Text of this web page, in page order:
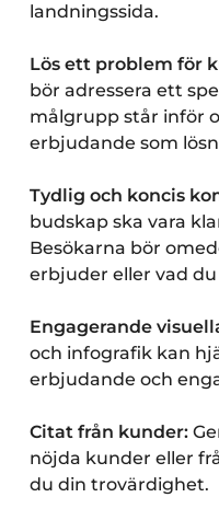
landningssida.
Lös ett problem för
bör adressera ett
målgrupp står inför
erbjudande som
Tydlig och koncis
budskap ska vara
Besökarna bör
erbjuder eller vad
Engagerande
och infografik kan
erbjudande och
Citat från kunder:
nöjda kunder eller
du din trovärdighet.